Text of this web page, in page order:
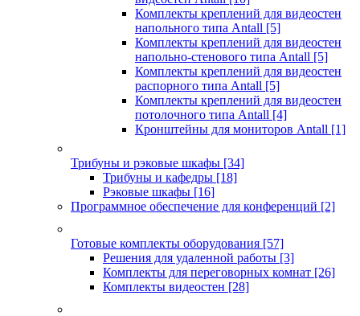
Комплекты креплений для видеостен
напольного типа Antall [5]
Комплекты креплений для видеостен
напольно-стенового типа Antall [5]
Комплекты креплений для видеостен
распорного типа Antall [5]
Комплекты креплений для видеостен
потолочного типа Antall [4]
Кронштейны для мониторов Antall [1]
Трибуны и рэковые шкафы [34]
Трибуны и кафедры [18]
Рэковые шкафы [16]
Программное обеспечение для конференций [2]
Готовые комплекты оборудования [57]
Решения для удаленной работы [3]
Комплекты для переговорных комнат [26]
Комплекты видеостен [28]